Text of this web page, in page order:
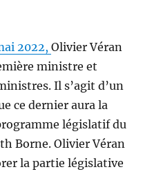
2022,Olivier Véran
ministre et
Il s’agit d’un
ce dernier aura la
législatif du
Borne. Olivier Véran
la partie législative